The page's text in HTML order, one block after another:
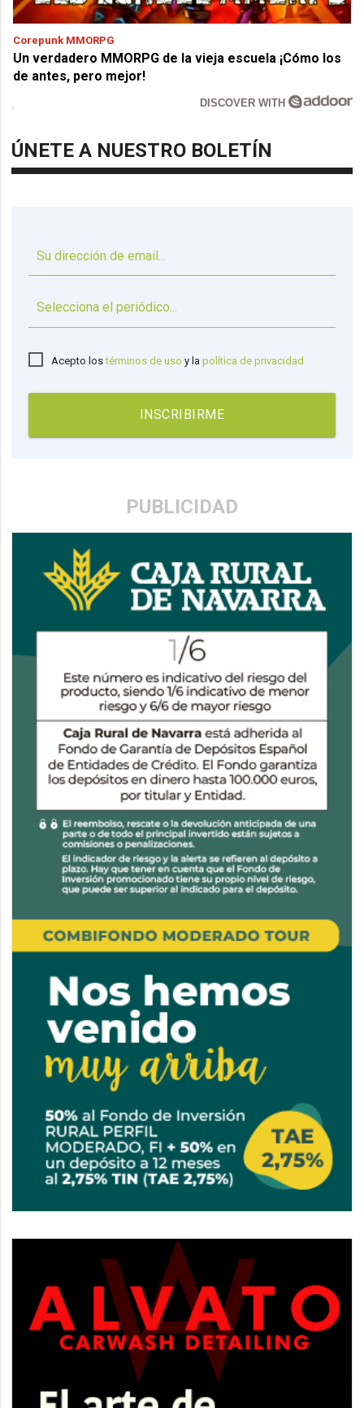
Corepunk MMORPG
Un verdadero MMORPG de la vieja escuela ¡Cómo los
de antes, pero mejor!
DISCOVER WITH
ÚNETE A NUESTRO BOLETÍN
Acepto lostérminos de uso y lapolítica de privacidad
INSCRIBIRME
PUBLICIDAD